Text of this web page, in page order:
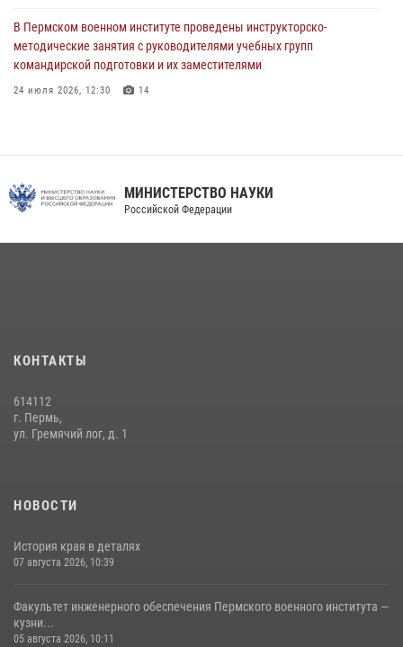
боксу
07 июля 2026, 10:30 4
В Пермском военном институте проведены инструкторско-
методические занятия с руководителями учебных групп
командирской подготовки и их заместителями
24 июля 2026, 12:30 14
В подразделениях военного института проведено военно-
равноапостольного великого князя Владимира – крестителя Руси,
07 августа 2026, 10:39
МИНИСТЕРСТВО НАУКИ
Российской Федерации
КОНТАКТЫ
614112
г. Пермь,
ул. Гремячий лог, д. 1
НОВОСТИ
История края в деталях
07 августа 2026, 10:39
Факультет инженерного обеспечения Пермского военного института —
кузни...
05 августа 2026, 10:11